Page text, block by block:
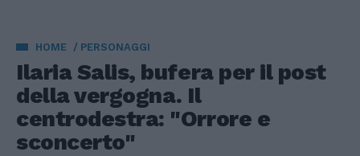
HOME PERSONAGGI
Ilaria Salis, bufera per il post
della vergogna. Il
centrodestra: "Orrore e
sconcerto"